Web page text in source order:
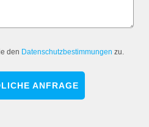
den Datenschutzbestimmungen zu.
ANFRAGE